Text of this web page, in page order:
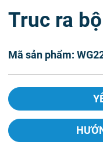
Truc ra
Mã sản phẩm: